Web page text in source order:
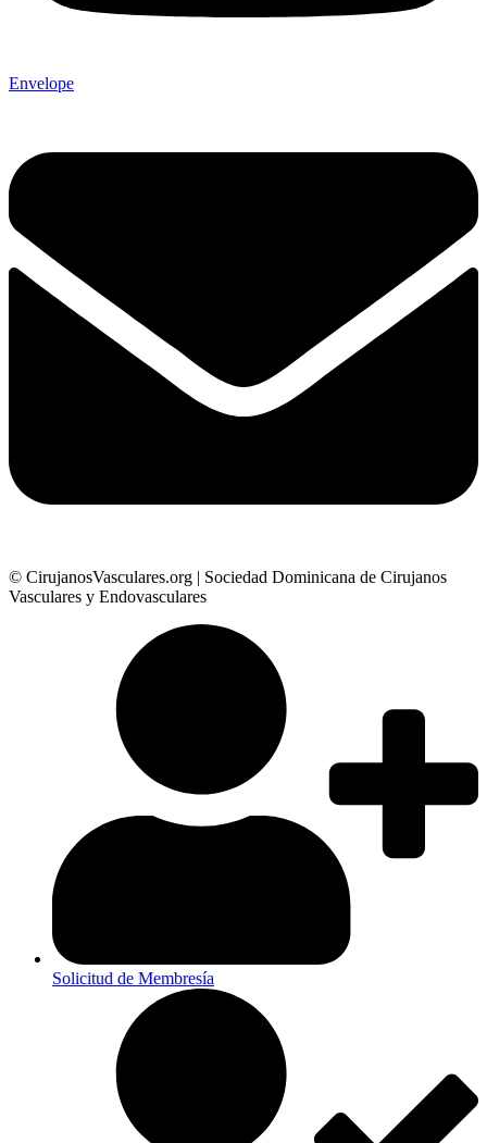
Envelope
© CirujanosVasculares.org | Sociedad Dominicana de Cirujanos
Vasculares y Endovasculares
Solicitud de Membresía